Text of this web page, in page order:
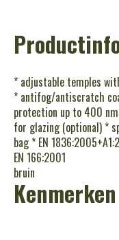
* adjustable temples
* antifog/antiscratch
protection up to 400
for glazing (optional) *
bag * EN
EN 166:2001
bruin
Kenmerken